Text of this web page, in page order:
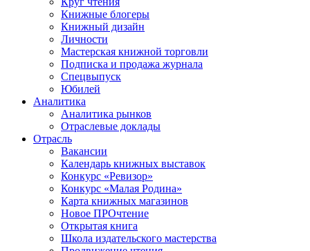
Книжные блогеры
Книжный дизайн
Личности
Мастерская книжной торговли
Подписка и продажа журнала
Спецвыпуск
Юбилей
Аналитика
Аналитика рынков
Отраслевые доклады
Отрасль
Вакансии
Календарь книжных выставок
Конкурс «Ревизор»
Конкурс «Малая Родина»
Карта книжных магазинов
Новое ПРОчтение
Открытая книга
Школа издательского мастерства